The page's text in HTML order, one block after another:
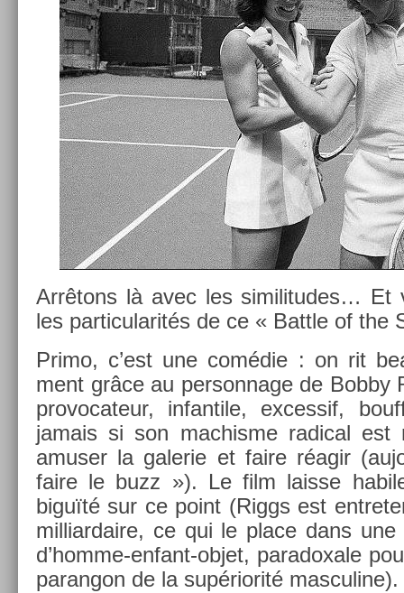
Arrêtons là avec les similitudes… Et
les par­ticularités de ce « Battle of the
Primo, c’est une comédie : on rit
ment grâce au per­son­nage de Bobby
pro­vocateur, in­fan­tile, ex­ces­sif,
jamais si son mac­hisme rad­ical
amus­er la galerie et faire réagir
faire le buzz »). Le film lais­se
biguïté sur ce point (Riggs est
mil­liar­daire, ce qui le place dans une
d’homme-enfant-objet, para­doxale
para­ngon de la sup­ériorité mas­culine).